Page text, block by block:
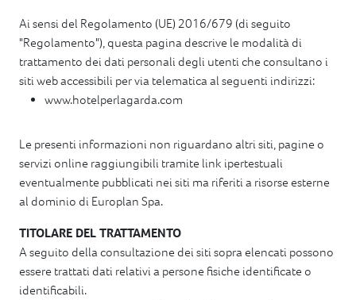
Ai sensi del Regolamento (UE) 2016/679 (di seguito
"Regolamento"), questa pagina descrive le modalità di
trattamento dei dati personali degli utenti che consultano i
siti web accessibili per via telematica al seguenti indirizzi:
www.hotelperlagarda.com
Le presenti informazioni non riguardano altri siti, pagine o
servizi online raggiungibili tramite link ipertestuali
eventualmente pubblicati nei siti ma riferiti a risorse esterne
al dominio di Europlan Spa.
TITOLARE DEL TRATTAMENTO
A seguito della consultazione dei siti sopra elencati possono
essere trattati dati relativi a persone fisiche identificate o
identificabili.